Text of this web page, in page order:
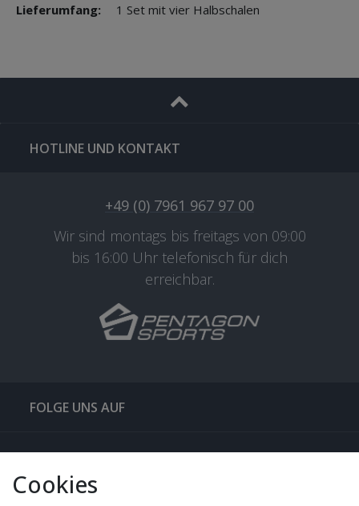
Lieferumfang:
1 Set mit vier Halbschalen
HOTLINE UND KONTAKT
+49 (0) 7961 967 97 00
Wir sind montags bis freitags von 09:00
bis 16:00 Uhr telefonisch für dich
erreichbar.
FOLGE UNS AUF
QUICKLINKS & TIPPS
Cookies